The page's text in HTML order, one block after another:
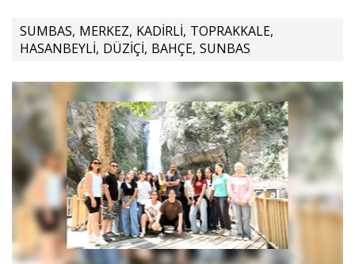
SUMBAS, MERKEZ, KADİRLİ, TOPRAKKALE,
HASANBEYLİ, DÜZİÇİ, BAHÇE, SUNBAS